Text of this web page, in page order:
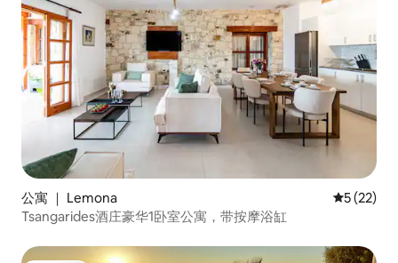
公寓 ｜ Lemona 平均评分
5 (22)
Tsangarides酒庄豪华1卧室公寓，带按摩浴缸